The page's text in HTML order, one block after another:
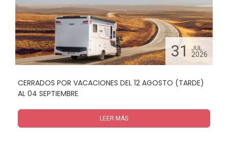
31 JUL
2026
CERRADOS POR VACACIONES DEL 12 AGOSTO (TARDE)
AL 04 SEPTIEMBRE
LEER MÁS